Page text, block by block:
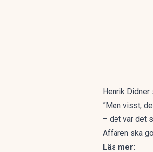
Henrik Didner
”Men visst,
– det var det
Affären ska
Läs mer: